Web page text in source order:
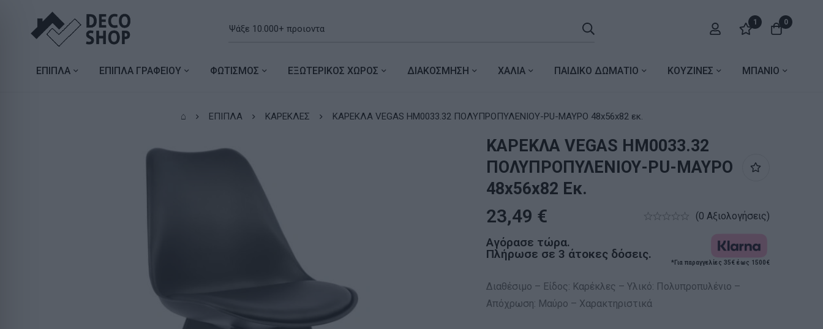
1 0
ΕΠΙΠΛΑ ΕΠΙΠΛΑ ΓΡΑΦΕΙΟΥ ΦΩΤΙΣΜΟΣ ΕΞΩΤΕΡΙΚΟΣ ΧΩΡΟΣ ΔΙΑΚΟΣΜΗΣΗ ΧΑΛΙΑ ΠΑΙΔΙΚΟ ΔΩΜΑΤΙΟ ΚΟΥΖΙΝΕΣ ΜΠΑΝΙΟ
⌂ ΕΠΙΠΛΑ ΚΑΡΕΚΛΕΣ ΚΑΡΕΚΛΑ VEGAS HM0033.32 ΠΟΛΥΠΡΟΠΥΛΕΝΙΟΥ-PU-ΜΑΥΡΟ 48x56x82 εκ.
ΚΑΡΕΚΛΑ VEGAS HM0033.32
ΠΟΛΥΠΡΟΠΥΛΕΝΙΟΥ-PU-ΜΑΥΡΟ
48x56x82 Εκ.
23,49 € (0 Αξιολογήσεις)
Αγόρασε τώρα.
Πλήρωσε σε 3 άτοκες δόσεις.
*Για παραγγελίες 35€ έως 1500€
Διαθέσιμο – Είδος: Καρέκλες – Υλικό: Πολυπροπυλένιο –
Απόχρωση: Μαύρο – Χαρακτηριστικά